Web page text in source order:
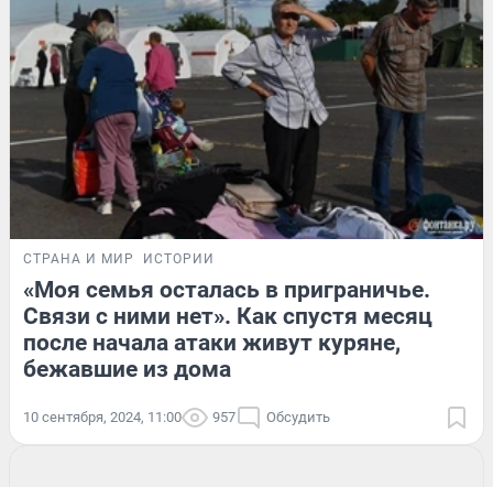
СТРАНА И МИР ИСТОРИИ
«Моя семья осталась в приграничье.
Связи с ними нет». Как спустя месяц
после начала атаки живут куряне,
бежавшие из дома
10 сентября, 2024, 11:00 957 Обсудить